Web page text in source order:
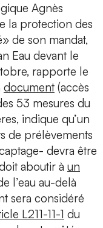
Agnès
la protection des
de son mandat,
Eau devant le
rapporte le
document (accès
53 mesures du
indique qu’un
de prélèvements
devra être
aboutir à un
l’eau au-delà
sera considéré
L211-11-1 du